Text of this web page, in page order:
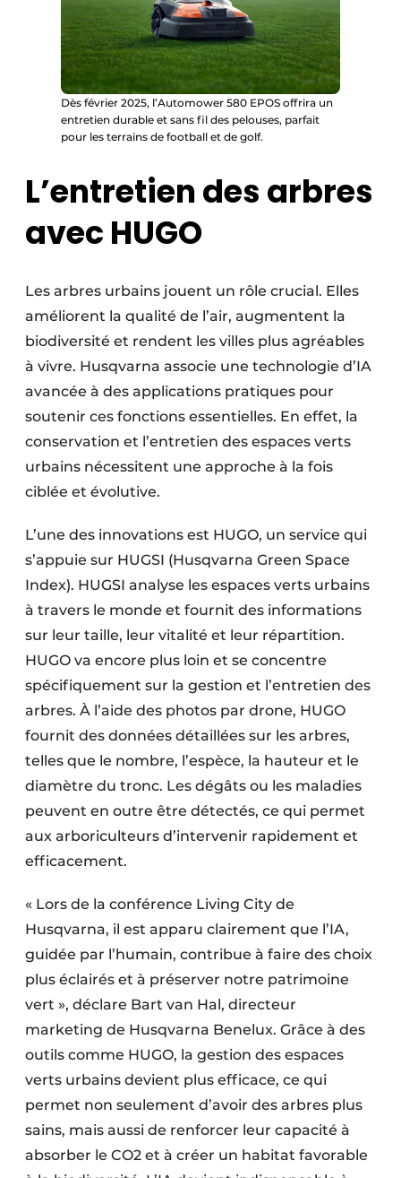
Dès février 2025, l’Automower 580 EPOS offrira un
entretien durable et sans fil des pelouses, parfait
pour les terrains de football et de golf.
L’entretien des arbres
avec HUGO
Les arbres urbains jouent un rôle crucial. Elles
améliorent la qualité de l’air, augmentent la
biodiversité et rendent les villes plus agréables
à vivre. Husqvarna associe une technologie d’IA
avancée à des applications pratiques pour
soutenir ces fonctions essentielles. En effet, la
conservation et l’entretien des espaces verts
urbains nécessitent une approche à la fois
ciblée et évolutive.
L’une des innovations est HUGO, un service qui
s’appuie sur HUGSI (Husqvarna Green Space
Index). HUGSI analyse les espaces verts urbains
à travers le monde et fournit des informations
sur leur taille, leur vitalité et leur répartition.
HUGO va encore plus loin et se concentre
spécifiquement sur la gestion et l’entretien des
arbres. À l’aide des photos par drone, HUGO
fournit des données détaillées sur les arbres,
telles que le nombre, l’espèce, la hauteur et le
diamètre du tronc. Les dégâts ou les maladies
peuvent en outre être détectés, ce qui permet
aux arboriculteurs d’intervenir rapidement et
efficacement.
« Lors de la conférence Living City de
Husqvarna, il est apparu clairement que l’IA,
guidée par l’humain, contribue à faire des choix
plus éclairés et à préserver notre patrimoine
vert », déclare Bart van Hal, directeur
marketing de Husqvarna Benelux. Grâce à des
outils comme HUGO, la gestion des espaces
verts urbains devient plus efficace, ce qui
permet non seulement d’avoir des arbres plus
sains, mais aussi de renforcer leur capacité à
absorber le CO2 et à créer un habitat favorable